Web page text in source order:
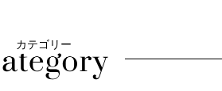
カテゴリー